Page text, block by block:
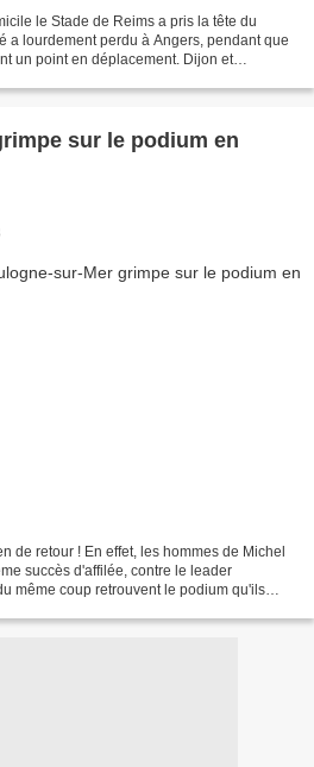
le Stade de Reims a pris la tête du
a lourdement perdu à Angers, pendant que
un point en déplacement. Dijon et
sur le podium en
de retour ! En effet, les hommes de Michel
succès d'affilée, contre le leader
même coup retrouvent le podium qu'ils